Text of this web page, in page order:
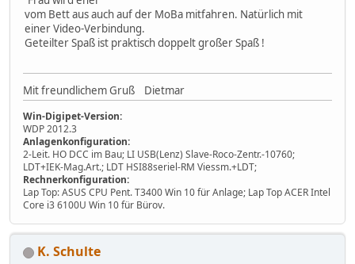
vom Bett aus auch auf der MoBa mitfahren. Natürlich mit
einer Video-Verbindung.
Geteilter Spaß ist praktisch doppelt großer Spaß !
Mit freundlichem Gruß Dietmar
Win-Digipet-Version:
WDP 2012.3
Anlagenkonfiguration:
2-Leit. HO DCC im Bau; LI USB(Lenz) Slave-Roco-Zentr.-10760;
LDT+IEK-Mag.Art.; LDT HSI88seriel-RM Viessm.+LDT;
Rechnerkonfiguration:
Lap Top: ASUS CPU Pent. T3400 Win 10 für Anlage; Lap Top ACER Intel
Core i3 6100U Win 10 für Bürov.
K. Schulte